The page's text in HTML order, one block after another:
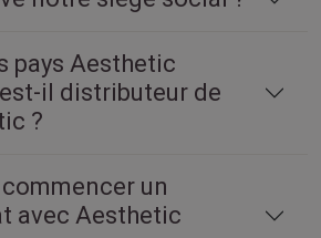
pays Aesthetic
il distributeur de
?
un
avec Aesthetic